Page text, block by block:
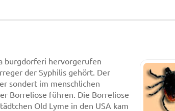
burgdorferi hervorgerufen
der Syphilis gehört. Der
sondert im menschlichen
Borreliose führen. Die Borreliose
Old Lyme in den USA kam